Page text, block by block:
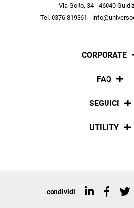
Via Goito, 34 - 46040
Tel. 0376 819361 -
CORPORATE
Chi siamo
FAQ
Pagamenti
SEGUICI
Social
UTILITY
Top ricerche
condividi
scopri in anteprima le offerte in
ISCRIVITI